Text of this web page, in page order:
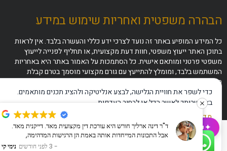
הבהרה משפטית ואחריות שימוש במידע
כל המידע המופיע באתר זה נועד לצרכי ידע כללי והעשרה בלבד. אין לראות
בתוכן האתר ייעוץ משפטי, חוות דעת מקצועית, או תחליף לפנייה לייעוץ
משפטי פרטני ומותאם אישית. כל הסתמכות על האמור באתר היא באחריות
המשתמש בלבד, ומומלץ להתייעץ עם גורם מקצועי מוסמך בטרם קבלת
החלטות או ביצוע פעולות משפטיות.
✦שאלו את ה-AI שלנו
כדי לשפר את חוויית הגלישה, לבצע אנליטיקה ולהציג תכנים מותאמים.
באפשרותך לאשר הכל או לבחור העדפות.
מדיניות פרטיות
אישור הכל דחייה ניהול העדפות
ד"ר דינה ארליך חורש היא עורכת דין מקצועית מאד. דייקנית מאד.
אבל התכונות המייחדות אותה באמת הן הרגישות המדהימה,
האכפתיות והעדינות שבה היא מתקשרת עם אדם מבוגר שבישורתנימי קי 3 לפני חודשים